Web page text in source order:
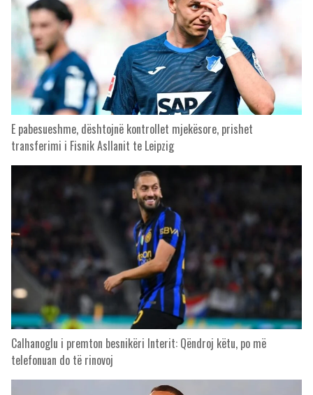
E pabesueshme, dështojnë kontrollet mjekësore, prishet
transferimi i Fisnik Asllanit te Leipzig
Calhanoglu i premton besnikëri Interit: Qëndroj këtu, po më
telefonuan do të rinovoj